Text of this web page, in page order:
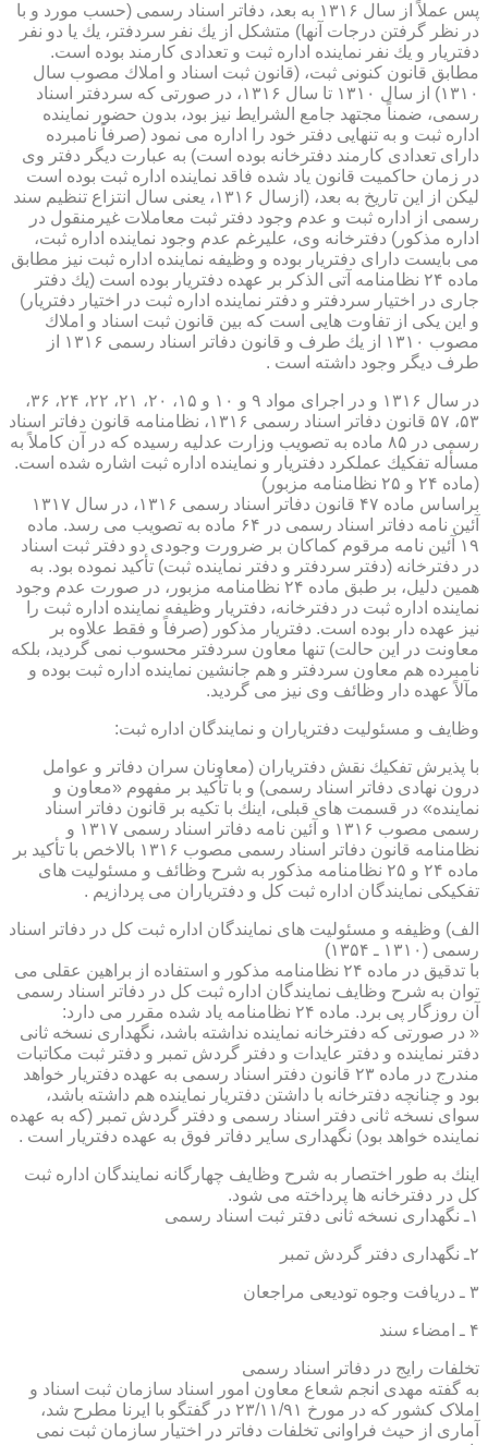
پس عملاً از سال ۱۳۱۶ به بعد، دفاتر اسناد رسمی (حسب مورد و با
در نظر گرفتن درجات آنها) متشكل از یك نفر سردفتر، یك یا دو نفر
دفتریار و یك نفر نماینده اداره ثبت و تعدادی كارمند بوده است.
مطابق قانون كنونی ثبت، (قانون ثبت اسناد و املاك مصوب سال
۱۳۱۰) از سال ۱۳۱۰ تا سال ۱۳۱۶، در صورتی كه سردفتر اسناد
رسمی، ضمناً مجتهد جامع الشرایط نیز بود، بدون حضور نماینده
اداره ثبت و به تنهایی دفتر خود را اداره می نمود (صرفاً نامبرده
دارای تعدادی كارمند دفترخانه بوده است) به عبارت دیگر دفتر وی
در زمان حاكمیت قانون یاد شده فاقد نماینده اداره ثبت بوده است
لیكن از این تاریخ به بعد، (ازسال ۱۳۱۶، یعنی سال انتزاع تنظیم سند
رسمی از اداره ثبت و عدم وجود دفتر ثبت معاملات غیرمنقول در
اداره مذكور) دفترخانه وی، علیرغم عدم وجود نماینده اداره ثبت،
می بایست دارای دفتریار بوده و وظیفه نماینده اداره ثبت نیز مطابق
ماده ۲۴ نظامنامه آتی الذكر بر عهده دفتریار بوده است (یك دفتر
جاری در اختیار سردفتر و دفتر نماینده اداره ثبت در اختیار دفتریار)
و این یكی از تفاوت هایی است كه بین قانون ثبت اسناد و املاك
مصوب ۱۳۱۰ از یك طرف و قانون دفاتر اسناد رسمی ۱۳۱۶ از
طرف دیگر وجود داشته است .
در سال ۱۳۱۶ و در اجرای مواد ۹ و ۱۰ و ۱۵، ۲۰، ۲۱، ۲۲، ۲۴، ۳۶،
۵۳، ۵۷ قانون دفاتر اسناد رسمی ۱۳۱۶، نظامنامه قانون دفاتر اسناد
رسمی در ۸۵ ماده به تصویب وزارت عدلیه رسیده كه در آن كاملاً به
مسأله تفكیك عملكرد دفتریار و نماینده اداره ثبت اشاره شده است.
(ماده ۲۴ و ۲۵ نظامنامه مزبور)
براساس ماده ۴۷ قانون دفاتر اسناد رسمی ۱۳۱۶، در سال ۱۳۱۷
آئین نامه دفاتر اسناد رسمی در ۶۴ ماده به تصویب می رسد. ماده
۱۹ آئین نامه مرقوم كماكان بر ضرورت وجودی دو دفتر ثبت اسناد
در دفترخانه (دفتر سردفتر و دفتر نماینده ثبت) تأكید نموده بود. به
همین دلیل، بر طبق ماده ۲۴ نظامنامه مزبور، در صورت عدم وجود
نماینده اداره ثبت در دفترخانه، دفتریار وظیفه نماینده اداره ثبت را
نیز عهده دار بوده است. دفتریار مذكور (صرفاً و فقط علاوه بر
معاونت در این حالت) تنها معاون سردفتر محسوب نمی گردید، بلكه
نامبرده هم معاون سردفتر و هم جانشین نماینده اداره ثبت بوده و
مآلاً عهده دار وظائف وی نیز می گردید.
وظایف و مسئولیت دفتریاران و نمایندگان اداره ثبت:
با پذیرش تفكیك نقش دفتریاران (معاونان سران دفاتر و عوامل
درون نهادی دفاتر اسناد رسمی) و با تأكید بر مفهوم «معاون و
نماینده» در قسمت های قبلی، اینك با تكیه بر قانون دفاتر اسناد
رسمی مصوب ۱۳۱۶ و آئین نامه دفاتر اسناد رسمی ۱۳۱۷ و
نظامنامه قانون دفاتر اسناد رسمی مصوب ۱۳۱۶ بالاخص با تأكید بر
ماده ۲۴ و ۲۵ نظامنامه مذكور به شرح وظائف و مسئولیت های
تفكیكی نمایندگان اداره ثبت كل و دفتریاران می پردازیم .
الف) وظیفه و مسئولیت های نمایندگان اداره ثبت كل در دفاتر اسناد
رسمی (۱۳۱۰ ـ ۱۳۵۴)
با تدقیق در ماده ۲۴ نظامنامه مذكور و استفاده از براهین عقلی می
توان به شرح وظایف نمایندگان اداره ثبت كل در دفاتر اسناد رسمی
آن روزگار پی برد. ماده ۲۴ نظامنامه یاد شده مقرر می دارد:
« در صورتی كه دفترخانه نماینده نداشته باشد، نگهداری نسخه ثانی
دفتر نماینده و دفتر عایدات و دفتر گردش تمبر و دفتر ثبت مكاتبات
مندرج در ماده ۲۳ قانون دفتر اسناد رسمی به عهده دفتریار خواهد
بود و چنانچه دفترخانه با داشتن دفتریار نماینده هم داشته باشد،
سوای نسخه ثانی دفتر اسناد رسمی و دفتر گردش تمبر (كه به عهده
نماینده خواهد بود) نگهداری سایر دفاتر فوق به عهده دفتریار است .
اینك به طور اختصار به شرح وظایف چهارگانه نمایندگان اداره ثبت
كل در دفترخانه ها پرداخته می شود.
۱ـ نگهداری نسخه ثانی دفتر ثبت اسناد رسمی
۲ـ نگهداری دفتر گردش تمبر
۳ ـ دریافت وجوه تودیعی مراجعان
۴ ـ امضاء سند
تخلفات رایج در دفاتر اسناد رسمی
به گفته مهدی انجم شعاع معاون امور اسناد سازمان ثبت اسناد و
املاک کشور که در مورخ ۲۳/۱۱/۹۱ در گفتگو با ایرنا مطرح شد،
آماری از حیث فراوانی تخلفات دفاتر در اختیار سازمان ثبت نمی